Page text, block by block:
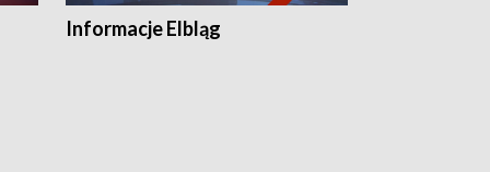
Informacje Elbląg